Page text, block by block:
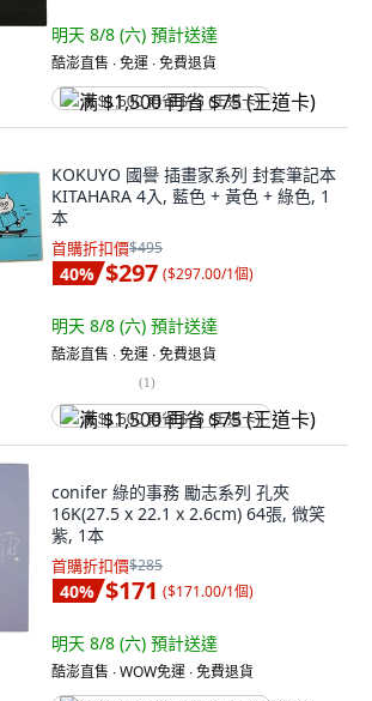
明天 8/8 (六) 預計送達
酷澎直售 ∙ 免運 ∙ 免費退貨
满 $1,500 再省 $75 (王道卡)
KOKUYO 國譽 插畫家系列 封套筆記本
KITAHARA 4入, 藍色 + 黃色 + 綠色, 1
本
首購折扣價$495
40% $297 ($297.00/1個)
明天 8/8 (六) 預計送達
酷澎直售 ∙ 免運 ∙ 免費退貨
(1)
满 $1,500 再省 $75 (王道卡)
conifer 綠的事務 勵志系列 孔夾
16K(27.5 x 22.1 x 2.6cm) 64張, 微笑
紫, 1本
首購折扣價$285
40% $171 ($171.00/1個)
明天 8/8 (六) 預計送達
酷澎直售 ∙ WOW免運 ∙ 免費退貨